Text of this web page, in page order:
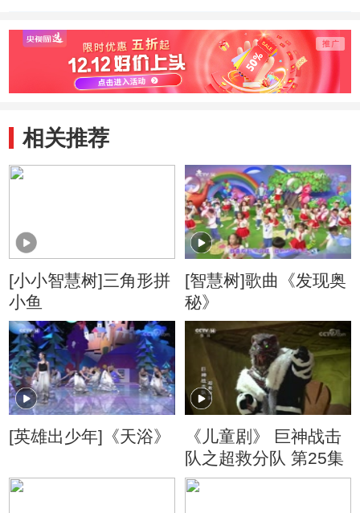
相关推荐
[小小智慧树]三角形拼
小鱼
[智慧树]歌曲《发现奥
秘》
[英雄出少年]《天浴》
《儿童剧》 巨神战击
队之超救分队 第25集